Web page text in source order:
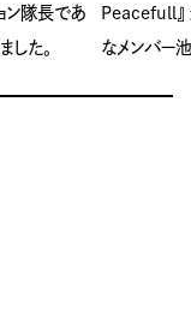
ン隊長であ
した。
Peacefull』
なメンバー